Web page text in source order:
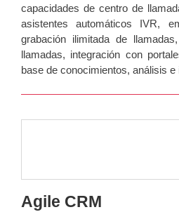
capacidades de centro de
asistentes automáticos IVR,
grabación ilimitada de
llamadas, integración con
base de conocimientos, análisis e
Agile CRM